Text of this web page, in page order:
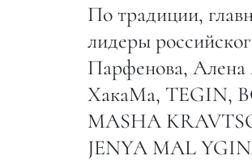
По традиции,
лидеры
Парфенова,
ХакаМа, TEGIN,
MASHA
JENYA MAL